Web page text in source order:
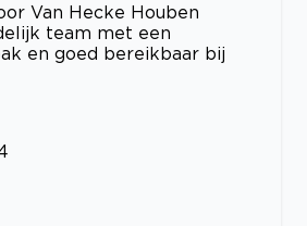
Van Hecke Houben
team met een
en goed bereikbaar bij